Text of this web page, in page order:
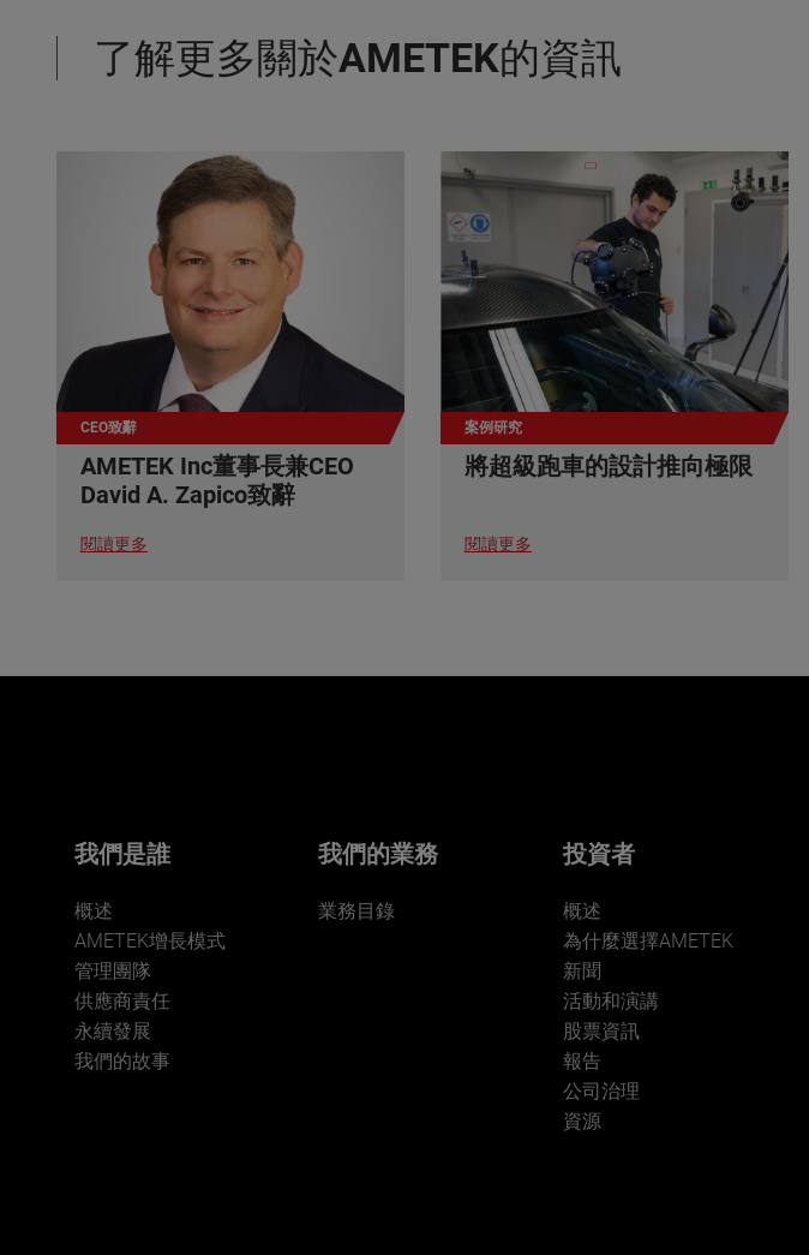
了解更多關於AMETEK的資訊
CEO致辭
AMETEK Inc董事長兼CEO
David A. Zapico致辭
閱讀更多
案例研究
將超級跑車的設計推向極限
閱讀更多
我們是誰
概述
AMETEK增長模式
管理團隊
供應商責任
永續發展
我們的故事
我們的業務
業務目錄
投資者
概述
為什麼選擇AMETEK
新聞
活動和演講
股票資訊
報告
公司治理
資源